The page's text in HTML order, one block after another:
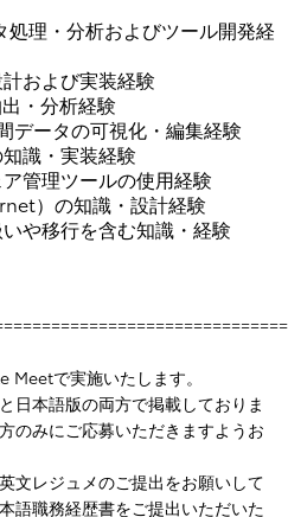
理・分析およびツール開発経
および実装経験
・分析経験
データの可視化・編集経験
識・実装経験
管理ツールの使用経験
）の知識・設計経験
や移行を含む知識・経験
Meetで実施いたします。
日本語版の両方で掲載しておりま
のみにご応募いただきますようお
文レジュメのご提出をお願いして
語職務経歴書をご提出いただいた